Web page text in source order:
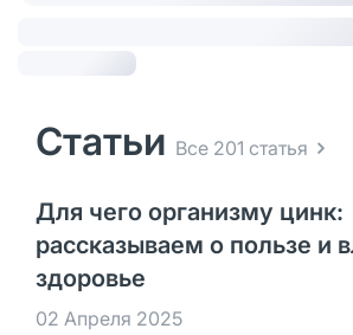
Статьи Все 201 статья
Для чего организму цинк:
рассказываем о пользе и
здоровье
02 Апреля 2025